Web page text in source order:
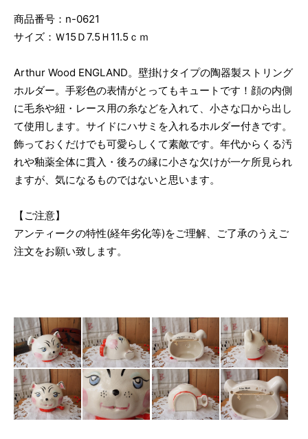
商品番号：n-0621
サイズ：Ｗ15Ｄ7.5Ｈ11.5ｃｍ
Arthur Wood ENGLAND。壁掛けタイプの陶器製ストリング
ホルダー。手彩色の表情がとってもキュートです！顔の内側
に毛糸や紐・レース用の糸などを入れて、小さな口から出し
て使用します。サイドにハサミを入れるホルダー付きです。
飾っておくだけでも可愛らしくて素敵です。年代からくる汚
れや釉薬全体に貫入・後ろの縁に小さな欠けが一ケ所見られ
ますが、気になるものではないと思います。
【ご注意】
アンティークの特性(経年劣化等)をご理解、ご了承のうえご
注文をお願い致します。